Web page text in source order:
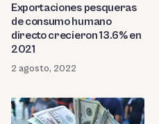
Exportaciones pesqueras
de consumo humano
directo crecieron 13.6% en
2021
2 agosto, 2022